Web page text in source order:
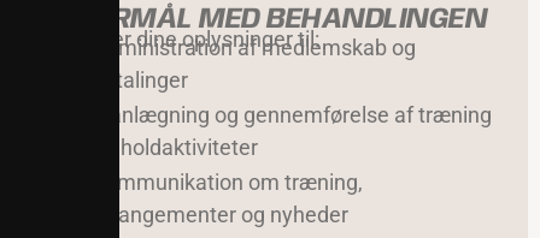
3. FORMÅL MED BEHANDLINGEN
Vi bruger dine oplysninger til:
Administration af medlemskab og
betalinger
Planlægning og gennemførelse af træning
og holdaktiviteter
Kommunikation om træning,
arrangementer og nyheder